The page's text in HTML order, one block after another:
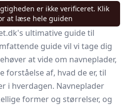
er ikke verificeret. Klik
at læse hele guiden
ultimative guide til
guide vil vi tage dig
at vide om navneplader,
af, hvad de er, til
i hverdagen. Navneplader
former og størrelser, og